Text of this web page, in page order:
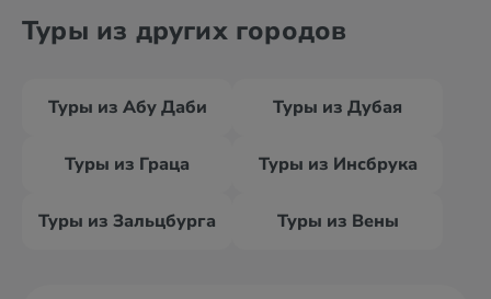
Туры из других городов
Туры из Абу Даби Туры из Дубая
Туры из Граца Туры из Инсбрука
Туры из Зальцбурга Туры из Вены